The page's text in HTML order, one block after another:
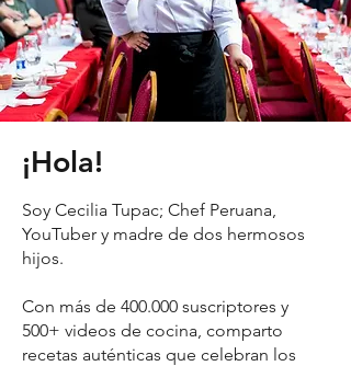
¡Hola!
Soy Cecilia Tupac; Chef Peruana,
YouTuber y madre de dos hermosos
hijos.
Con más de 400.000 suscriptores y
500+ videos de cocina, comparto
recetas auténticas que celebran los